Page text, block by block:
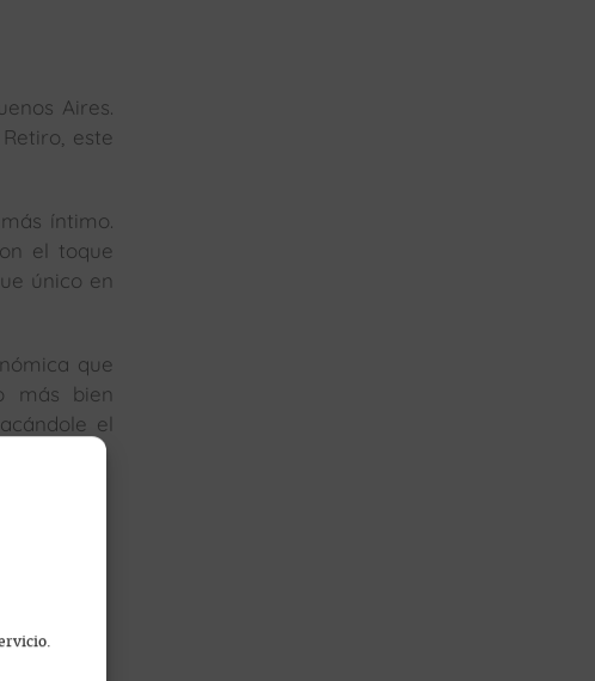
Aires.
este
íntimo.
el toque
único en
que
más bien
el